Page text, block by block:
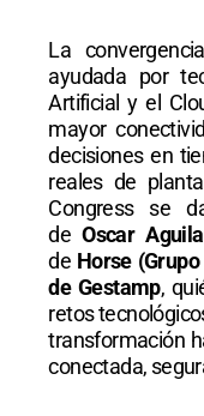
La
ayudada por
Artificial y el
mayor
decisiones en
reales de
Congress se
deOscar
de Horse
de Gestamp,
retos
transformación
conectada,